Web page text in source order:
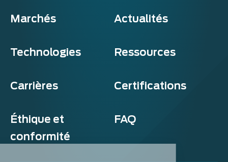
Marchés Actualités
Technologies Ressources
Carrières Certifications
Éthique et
conformité
FAQ